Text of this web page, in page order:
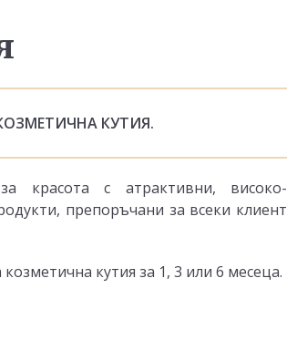
КОЗМЕТИЧНА КУТИЯ.
красота с атрактивни, високо-
препоръчани за всеки клиент
кутия за 1, 3 или 6 месеца.